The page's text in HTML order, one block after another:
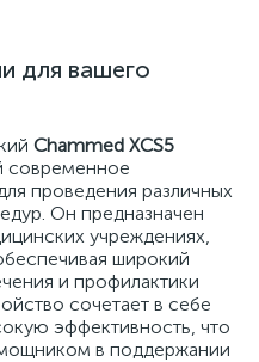
для вашего
Chammed XCS5
современное
проведения различных
Он предназначен
учреждениях,
широкий
и профилактики
сочетает в себе
эффективность, что
в поддержании